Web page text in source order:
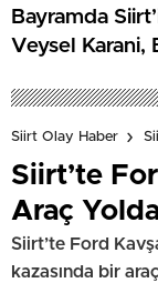
Bayramda
Veysel Karani,
Siirt Olay Haber
Siirt’te
Araç
Siirt’te Ford
kazasında bir